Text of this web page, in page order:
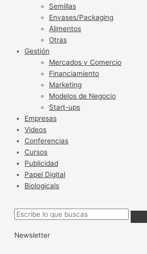
Semillas
Envases/Packaging
Alimentos
Otras
Gestión
Mercados y Comercio
Financiamiento
Marketing
Modelos de Negocio
Start-ups
Empresas
Videos
Conferencias
Cursos
Publicidad
Papel Digital
Biologicals
Newsletter